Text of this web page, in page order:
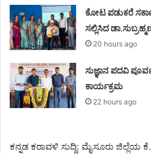
ಕೋಟ ಪಡುಕರೆ
ಸಲ್ಲಿಸಿದ
20 hours ago
ಸುಜ್ಞಾನ ಪದವಿ
ಕಾರ್ಯಕ್ರಮ
22 hours ago
ಕನ್ನಡ ಕರಾವಳಿ ಸುದ್ದಿ: ಮೈಸೂರು ಜಿಲ್ಲೆಯ